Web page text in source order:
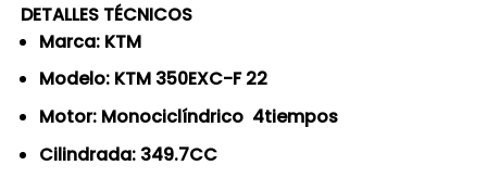
DETALLES TÉCNICOS
Marca: KTM
Modelo: KTM 350EXC-F 22
Motor: Monociclíndrico 4tiempos
Cilindrada: 349.7CC